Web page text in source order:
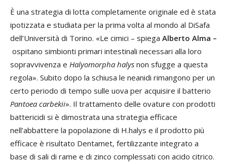
È una strategia di lotta completamente originale ed è stata
ipotizzata e studiata per la prima volta al mondo al DiSafa
dell’Università di Torino. «Le cimici – spiega Alberto Alma –
ospitano simbionti primari intestinali necessari alla loro
sopravvivenza e Halyomorpha halys non sfugge a questa
regola». Subito dopo la schiusa le neanidi rimangono per un
certo periodo di tempo sulle uova per acquisire il batterio
Pantoea carbekii». Il trattamento delle ovature con prodotti
battericidi si è dimostrata una strategia efficace
nell’abbattere la popolazione di H.halys e il prodotto più
efficace è risultato Dentamet, fertilizzante integrato a
base di sali di rame e di zinco complessati con acido citrico.